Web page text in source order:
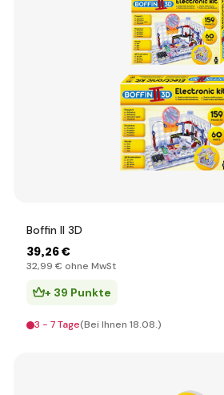
Boffin II 3D
39,26 €
32,99 € ohne MwSt
+ 39 Punkte
3 - 7 Tage(Bei Ihnen 18.08.)